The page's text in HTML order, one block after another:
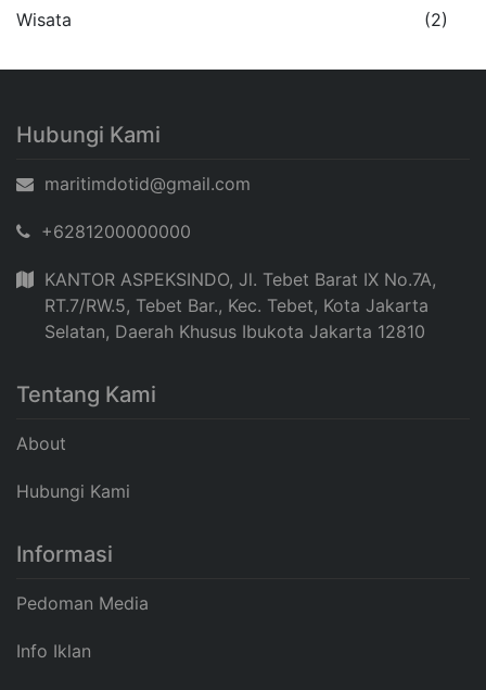
Wisata (2)
Hubungi Kami
maritimdotid@gmail.com
+6281200000000
KANTOR ASPEKSINDO, Jl. Tebet Barat IX No.7A,
RT.7/RW.5, Tebet Bar., Kec. Tebet, Kota Jakarta
Selatan, Daerah Khusus Ibukota Jakarta 12810
Tentang Kami
About
Hubungi Kami
Informasi
Pedoman Media
Info Iklan